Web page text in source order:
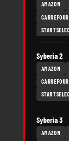
AMAZON
CARREFOUR
Syberia 2
AMAZON
CARREFOUR
Syberia 3
AMAZON